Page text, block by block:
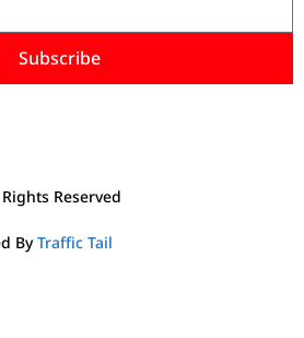
Subscribe
Reserved
ByTraffic Tail